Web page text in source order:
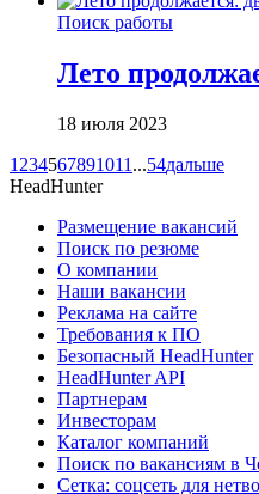
Поиск работы
Лето
18 июля 2023
1 234567891011 ...54дальше
HeadHunter
Размещение вакансий
Поиск по резюме
О компании
Наши вакансии
Реклама на сайте
Требования к ПО
Безопасный HeadHunter
HeadHunter API
Партнерам
Инвесторам
Каталог компаний
Поиск по вакансиям в
Сетка: соцсеть для